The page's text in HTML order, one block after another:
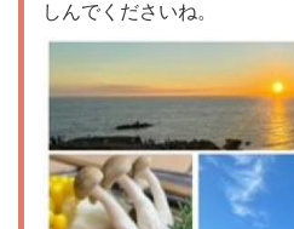
しんでくださいね。